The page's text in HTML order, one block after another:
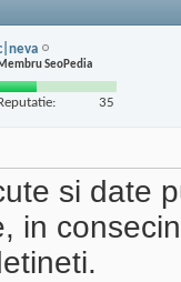
Membru SeoPedia
35
si date
in